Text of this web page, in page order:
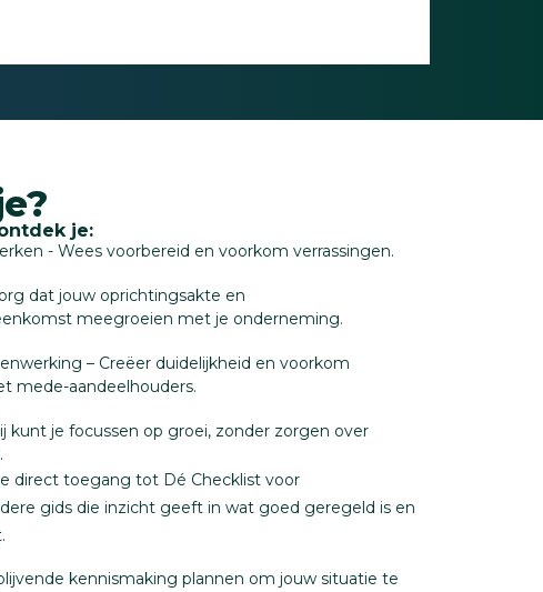
je:
- Wees voorbereid en voorkom verrassingen.
dat jouw oprichtingsakte en
meegroeien met je onderneming.
– Creëer duidelijkheid en voorkom
mede-aandeelhouders.
kunt je focussen op groei, zonder zorgen over
direct toegang tot Dé Checklist voor
gids die inzicht geeft in wat goed geregeld is en
kennismaking plannen om jouw situatie te